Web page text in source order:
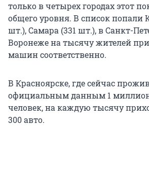
только в четырех городах этот
общего уровня. В список попали
шт.), Самара (331 шт.), в Санкт-
Воронеже на тысячу жителей
машин соответственно.
В Красноярске, где сейчас
официальным данным 1
человек, на каждую тысячу
300 авто.